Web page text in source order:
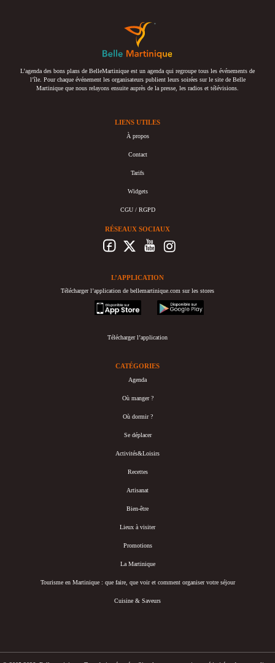
L’agenda des bons plans de BelleMartinique est un agenda qui regroupe tous les événements de
l’île. Pour chaque événement les organisateurs publient leurs soirées sur le site de Belle
Martinique que nous relayons ensuite auprès de la presse, les radios et télévisions.
LIENS UTILES
À propos
Contact
Tarifs
Widgets
CGU / RGPD
RÉSEAUX SOCIAUX
L’APPLICATION
Télécharger l’application de bellemartinique.com sur les stores
appstore
googleplay
Télécharger l’application
CATÉGORIES
Agenda
Où manger ?
Où dormir ?
Se déplacer
Activités&Loisirs
Recettes
Artisanat
Bien-être
Lieux à visiter
Promotions
La Martinique
Tourisme en Martinique : que faire, que voir et comment organiser votre séjour
Cuisine & Saveurs